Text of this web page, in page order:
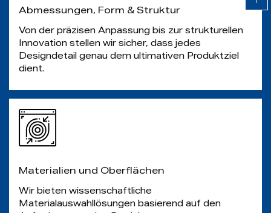
Abmessungen, Form & Struktur
Von der präzisen Anpassung bis zur strukturellen
Innovation stellen wir sicher, dass jedes
Designdetail genau dem ultimativen Produktziel
dient.
Materialien und Oberflächen
Wir bieten wissenschaftliche
Materialauswahllösungen basierend auf den